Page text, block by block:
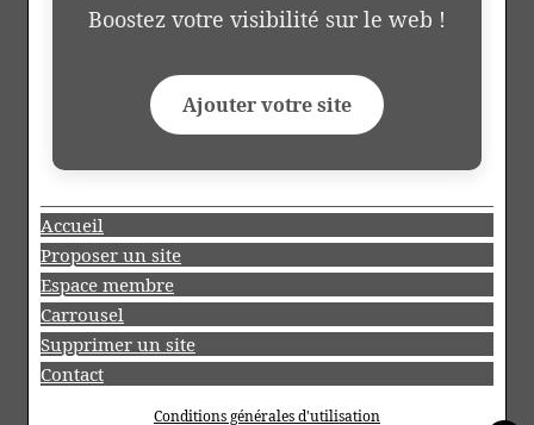
Boostez votre visibilité sur le web !
Ajouter votre site
Accueil
Proposer un site
Espace membre
Carrousel
Supprimer un site
Contact
Conditions générales d'utilisation